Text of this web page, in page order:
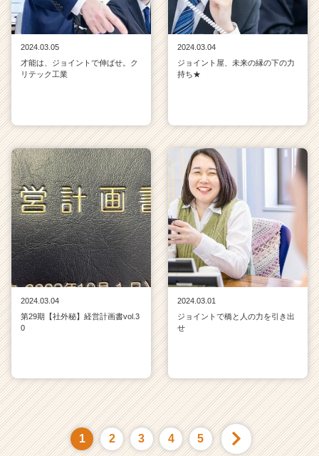
2024.03.05
才能は、ジョイントで伸ばせ。ク
リテック工業
2024.03.04
ジョイント屋、未来の縁の下の力
持ち★
2024.03.04
第29期【社外秘】経営計画書vol.3
0
2024.03.01
ジョイントで橋と人の力を引き出
せ
1 2 3 4 5